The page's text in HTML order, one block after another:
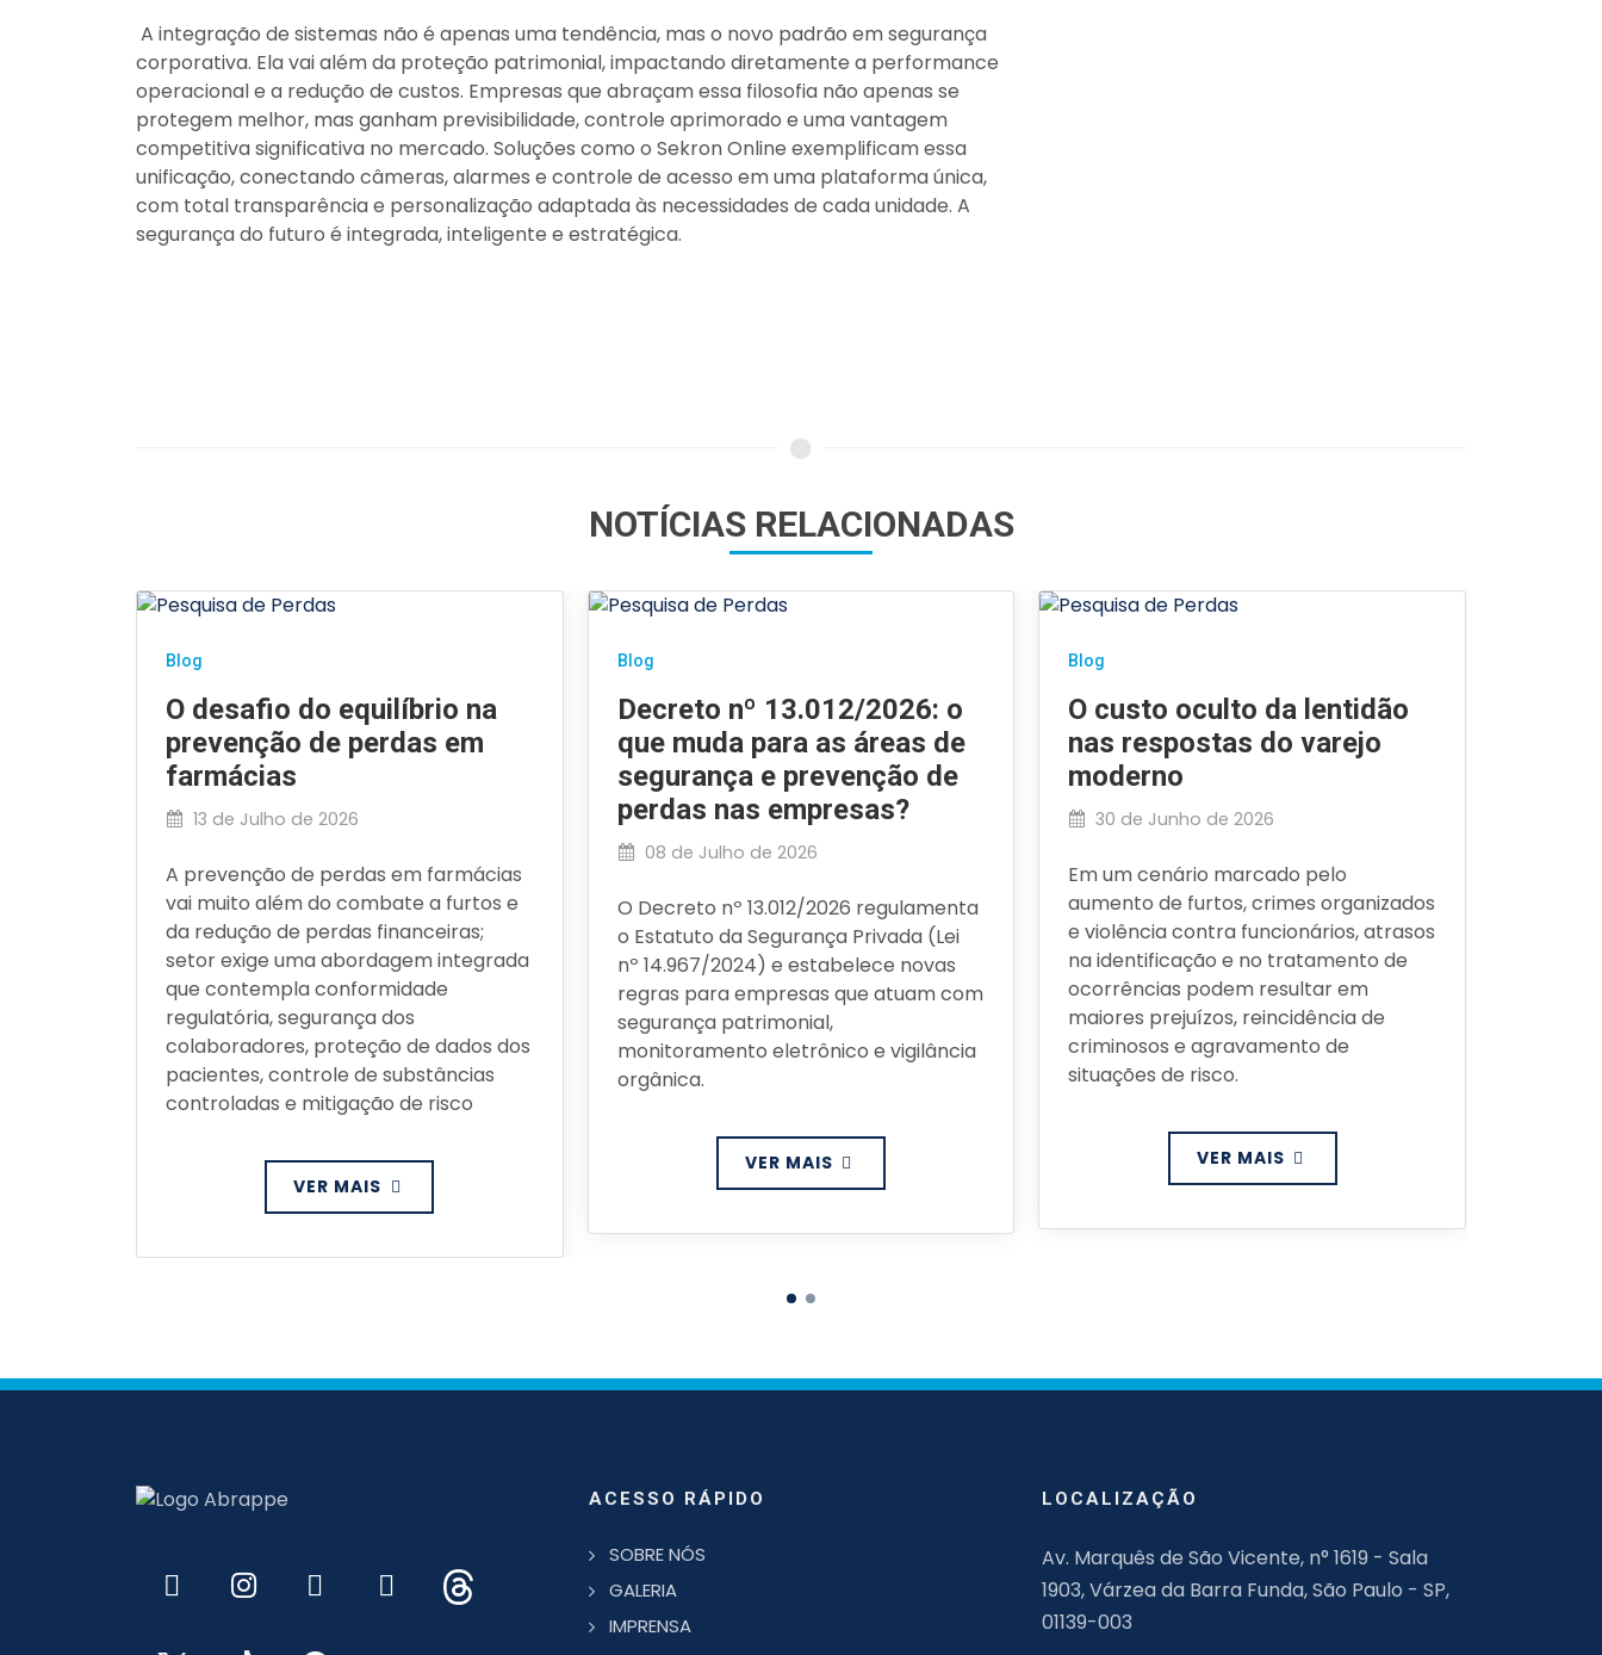
A integração de sistemas não é apenas uma tendência, mas o novo padrão em segurança
corporativa. Ela vai além da proteção patrimonial, impactando diretamente a performance
operacional e a redução de custos. Empresas que abraçam essa filosofia não apenas se
protegem melhor, mas ganham previsibilidade, controle aprimorado e uma vantagem
competitiva significativa no mercado. Soluções como o Sekron Online exemplificam essa
unificação, conectando câmeras, alarmes e controle de acesso em uma plataforma única,
com total transparência e personalização adaptada às necessidades de cada unidade. A
segurança do futuro é integrada, inteligente e estratégica.
NOTÍCIAS RELACIONADAS
Blog
O desafio do equilíbrio na
prevenção de perdas em
farmácias
13 de Julho de 2026
A prevenção de perdas em farmácias
vai muito além do combate a furtos e
da redução de perdas financeiras;
setor exige uma abordagem integrada
que contempla conformidade
regulatória, segurança dos
colaboradores, proteção de dados dos
pacientes, controle de substâncias
controladas e mitigação de risco
VER MAIS
Blog
Decreto nº 13.012/2026: o
que muda para as áreas de
segurança e prevenção de
perdas nas empresas?
08 de Julho de 2026
O Decreto nº 13.012/2026 regulamenta
o Estatuto da Segurança Privada (Lei
nº 14.967/2024) e estabelece novas
regras para empresas que atuam com
segurança patrimonial,
monitoramento eletrônico e vigilância
orgânica.
VER MAIS
Blog
O custo oculto da lentidão
nas respostas do varejo
moderno
30 de Junho de 2026
Em um cenário marcado pelo
aumento de furtos, crimes organizados
e violência contra funcionários, atrasos
na identificação e no tratamento de
ocorrências podem resultar em
maiores prejuízos, reincidência de
criminosos e agravamento de
situações de risco.
VER MAIS
ACESSO RÁPIDO
SOBRE NÓS
GALERIA
IMPRENSA
LOCALIZAÇÃO
Av. Marquês de São Vicente, n° 1619 - Sala
1903, Várzea da Barra Funda, São Paulo - SP,
01139-003